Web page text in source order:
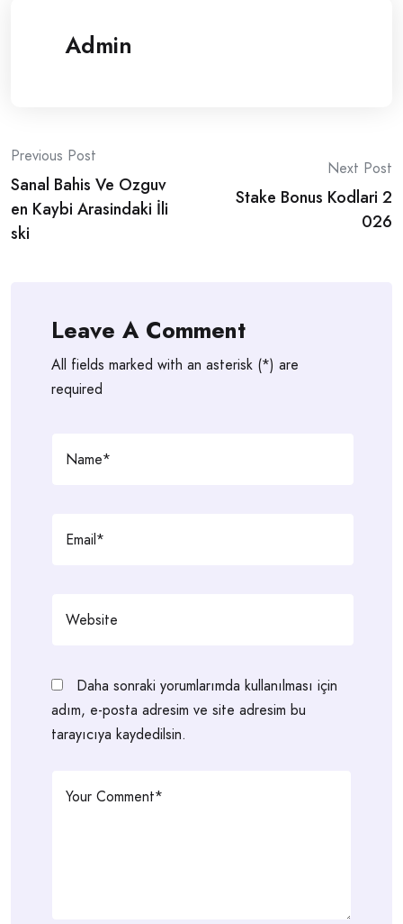
Admin
Post
navigation
Previous Post
Sanal Bahis Ve Ozguv
en Kaybi Arasindaki İli
ski
Next Post
Stake Bonus Kodlari 2
026
Leave A Comment
All fields marked with an asterisk (*) are
required
Daha sonraki yorumlarımda kullanılması için
adım, e-posta adresim ve site adresim bu
tarayıcıya kaydedilsin.